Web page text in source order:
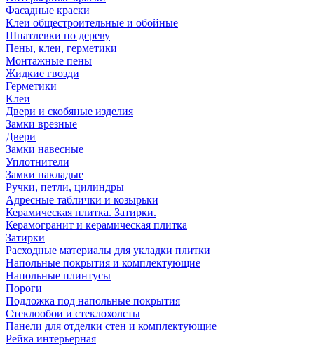
Фасадные краски
Клеи общестроительные и обойные
Шпатлевки по дереву
Пены, клеи, герметики
Монтажные пены
Жидкие гвозди
Герметики
Клеи
Двери и скобяные изделия
Замки врезные
Двери
Замки навесные
Уплотнители
Замки накладые
Ручки, петли, цилиндры
Адресные таблички и козырьки
Керамическая плитка. Затирки.
Керамогранит и керамическая плитка
Затирки
Расходные материалы для укладки плитки
Напольные покрытия и комплектующие
Напольные плинтусы
Пороги
Подложка под напольные покрытия
Стеклообои и стеклохолсты
Панели для отделки стен и комплектующие
Рейка интерьерная